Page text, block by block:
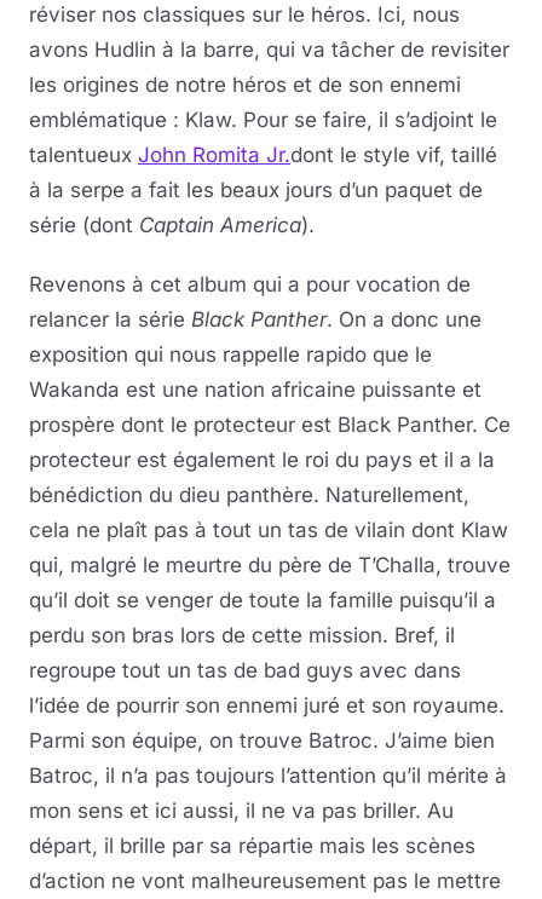
réviser nos classiques sur le héros. Ici, nous
avons Hudlin à la barre, qui va tâcher de revisiter
les origines de notre héros et de son ennemi
emblématique : Klaw. Pour se faire, il s’adjoint le
talentueux John Romita Jr.dont le style vif, taillé
à la serpe a fait les beaux jours d’un paquet de
série (dont Captain America).
Revenons à cet album qui a pour vocation de
relancer la série Black Panther. On a donc une
exposition qui nous rappelle rapido que le
Wakanda est une nation africaine puissante et
prospère dont le protecteur est Black Panther. Ce
protecteur est également le roi du pays et il a la
bénédiction du dieu panthère. Naturellement,
cela ne plaît pas à tout un tas de vilain dont Klaw
qui, malgré le meurtre du père de T’Challa, trouve
qu’il doit se venger de toute la famille puisqu’il a
perdu son bras lors de cette mission. Bref, il
regroupe tout un tas de bad guys avec dans
l’idée de pourrir son ennemi juré et son royaume.
Parmi son équipe, on trouve Batroc. J’aime bien
Batroc, il n’a pas toujours l’attention qu’il mérite à
mon sens et ici aussi, il ne va pas briller. Au
départ, il brille par sa répartie mais les scènes
d’action ne vont malheureusement pas le mettre